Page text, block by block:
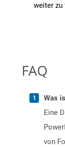
weiter zu
FAQ
Was
Eine
von